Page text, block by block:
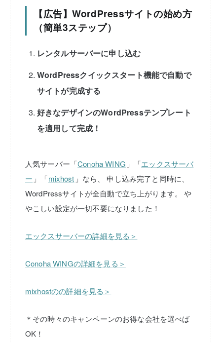
【広告】WordPressサイトの始め方
（簡単3ステップ）
レンタルサーバーに申し込む
WordPressクイックスタート機能で自動で
サイトが完成する
好きなデザインのWordPressテンプレート
を適用して完成！
人気サーバー「Conoha WING 」「エックスサーバ
ー 」「mixhost 」なら、
申し込み完了と同時に、
WordPressサイトが全自動で立ち上がります。
や
やこしい設定が一切不要になりました！
エックスサーバーの詳細を見る＞
Conoha WINGの詳細を見る＞
mixhostのの詳細を見る＞
＊その時々のキャンペーンのお得な会社を選べば
OK！